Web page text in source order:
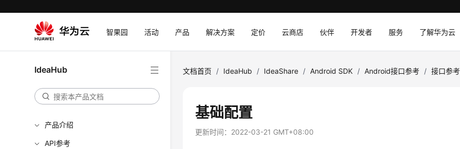
智果园 活动 产品 解决方案 定价 云商店 伙伴 开发者 服务 了解华为云
IdeaHub
产品介绍
API参考
文档首页 / IdeaHub / IdeaShare / Android SDK / Android接口参考 / 接口参考
基础配置
更新时间： 2022-03-21 GMT+08:00